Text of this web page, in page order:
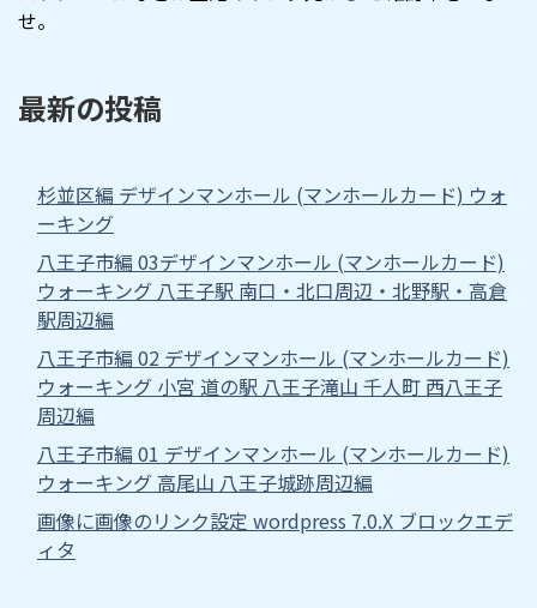
せ。
最新の投稿
杉並区編 デザインマンホール (マンホールカード) ウォ
ーキング
八王子市編 03デザインマンホール (マンホールカード)
ウォーキング 八王子駅 南口・北口周辺・北野駅・高倉
駅周辺編
八王子市編 02 デザインマンホール (マンホールカード)
ウォーキング 小宮 道の駅 八王子滝山 千人町 西八王子
周辺編
八王子市編 01 デザインマンホール (マンホールカード)
ウォーキング 高尾山 八王子城跡周辺編
画像に画像のリンク設定 wordpress 7.0.X ブロックエデ
ィタ